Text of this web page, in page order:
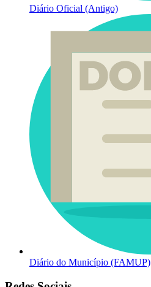
Diário Oficial (Antigo)
Diário do Município (FAMUP)